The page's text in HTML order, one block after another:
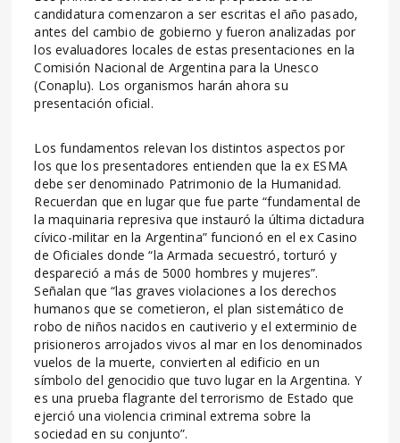
candidatura comenzaron a ser escritas el año pasado,
antes del cambio de gobierno y fueron analizadas por
los evaluadores locales de estas presentaciones en la
Comisión Nacional de Argentina para la Unesco
(Conaplu). Los organismos harán ahora su
presentación oficial.
Los fundamentos relevan los distintos aspectos por
los que los presentadores entienden que la ex ESMA
debe ser denominado Patrimonio de la Humanidad.
Recuerdan que en lugar que fue parte “fundamental de
la maquinaria represiva que instauró la última dictadura
cívico-militar en la Argentina” funcionó en el ex Casino
de Oficiales donde “la Armada secuestró, torturó y
despareció a más de 5000 hombres y mujeres”.
Señalan que “las graves violaciones a los derechos
humanos que se cometieron, el plan sistemático de
robo de niños nacidos en cautiverio y el exterminio de
prisioneros arrojados vivos al mar en los denominados
vuelos de la muerte, convierten al edificio en un
símbolo del genocidio que tuvo lugar en la Argentina. Y
es una prueba flagrante del terrorismo de Estado que
ejerció una violencia criminal extrema sobre la
sociedad en su conjunto”.